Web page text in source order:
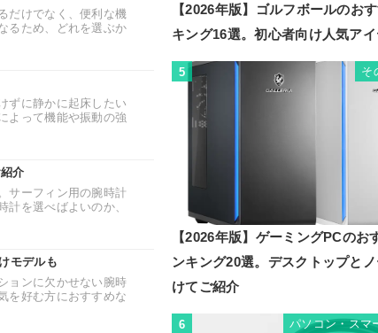
だけでなく、便利な機
るため、どれを選ぶか
ずに静かに起床したい
よって機能や振動の強
介
サーフィン用の腕時計
を選べばよいのか、
モデルも
ョンに欠かせない腕時
を好む方におすすめな
【2026年版】ゴルフボールのお
キング16選。初心者向け人気ア
5 そ
【2026年版】ゲーミングPCのお
ンキング20選。デスクトップと
けてご紹介
6 パソコン・スマ